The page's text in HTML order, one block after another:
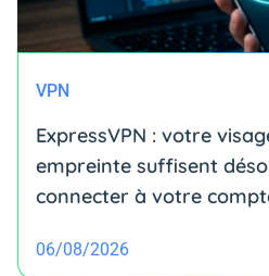
VPN
ExpressVPN : votre
empreinte suffisent
connecter à votre
06/08/2026